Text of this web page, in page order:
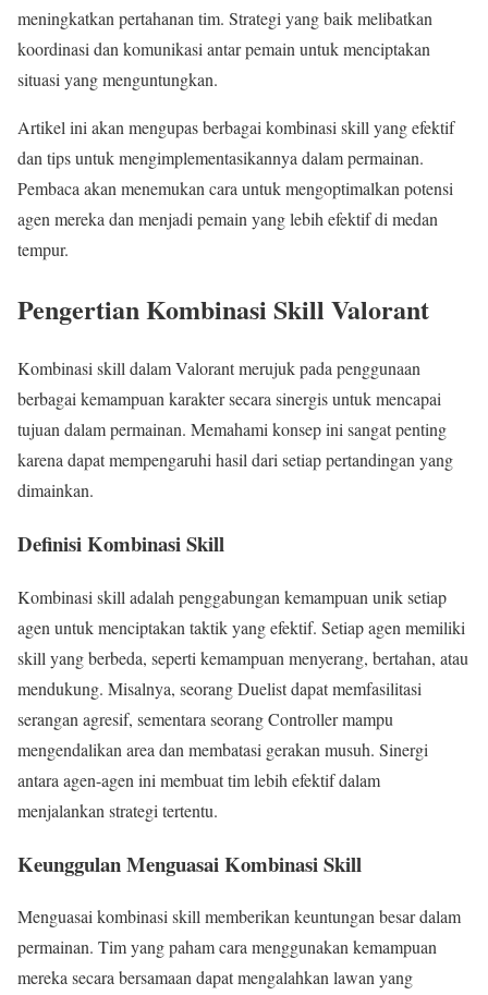
meningkatkan pertahanan tim. Strategi yang baik melibatkan
koordinasi dan komunikasi antar pemain untuk menciptakan
situasi yang menguntungkan.
Artikel ini akan mengupas berbagai kombinasi skill yang efektif
dan tips untuk mengimplementasikannya dalam permainan.
Pembaca akan menemukan cara untuk mengoptimalkan potensi
agen mereka dan menjadi pemain yang lebih efektif di medan
tempur.
Pengertian Kombinasi Skill Valorant
Kombinasi skill dalam Valorant merujuk pada penggunaan
berbagai kemampuan karakter secara sinergis untuk mencapai
tujuan dalam permainan. Memahami konsep ini sangat penting
karena dapat mempengaruhi hasil dari setiap pertandingan yang
dimainkan.
Definisi Kombinasi Skill
Kombinasi skill adalah penggabungan kemampuan unik setiap
agen untuk menciptakan taktik yang efektif. Setiap agen memiliki
skill yang berbeda, seperti kemampuan menyerang, bertahan, atau
mendukung. Misalnya, seorang Duelist dapat memfasilitasi
serangan agresif, sementara seorang Controller mampu
mengendalikan area dan membatasi gerakan musuh. Sinergi
antara agen-agen ini membuat tim lebih efektif dalam
menjalankan strategi tertentu.
Keunggulan Menguasai Kombinasi Skill
Menguasai kombinasi skill memberikan keuntungan besar dalam
permainan. Tim yang paham cara menggunakan kemampuan
mereka secara bersamaan dapat mengalahkan lawan yang